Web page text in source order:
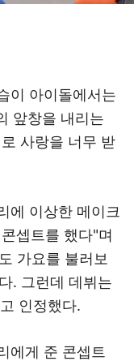
이 아이돌에서는
앞창을 내리는
사랑을 너무 받
에 이상한 메이크
셉트를 했다"며
가요를 불러보
. 그런데 데뷔는
인정했다.
에게 준 콘셉트